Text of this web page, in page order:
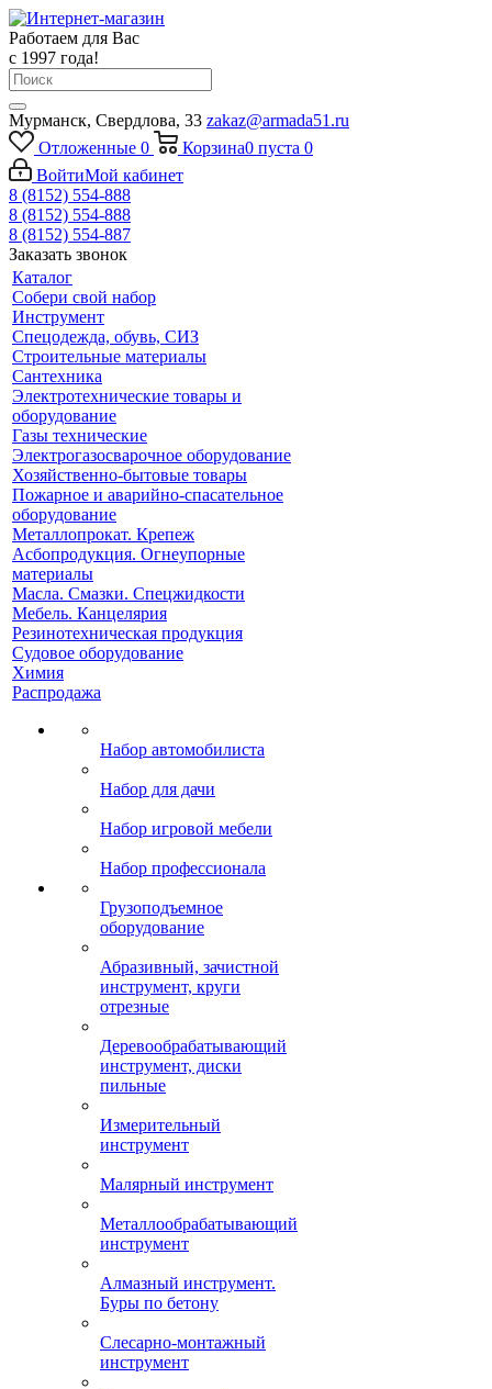
Работаем для Вас
с 1997 года!
Мурманск, Свердлова, 33 zakaz@armada51.ru
Отложенные 0 Корзина0 пуста 0
ВойтиМой кабинет
8 (8152) 554-888
8 (8152) 554-888
8 (8152) 554-887
Заказать звонок
Каталог
Собери свой набор
Инструмент
Спецодежда, обувь, СИЗ
Строительные материалы
Сантехника
Электротехнические товары и
оборудование
Газы технические
Электрогазосварочное оборудование
Хозяйственно-бытовые товары
Пожарное и аварийно-спасательное
оборудование
Металлопрокат. Крепеж
Асбопродукция. Огнеупорные
материалы
Масла. Смазки. Спецжидкости
Мебель. Канцелярия
Резинотехническая продукция
Судовое оборудование
Химия
Распродажа
Набор автомобилиста
Набор для дачи
Набор игровой мебели
Набор профессионала
Грузоподъемное
оборудование
Абразивный, зачистной
инструмент, круги
отрезные
Деревообрабатывающий
инструмент, диски
пильные
Измерительный
инструмент
Малярный инструмент
Металлообрабатывающий
инструмент
Алмазный инструмент.
Буры по бетону
Слесарно-монтажный
инструмент